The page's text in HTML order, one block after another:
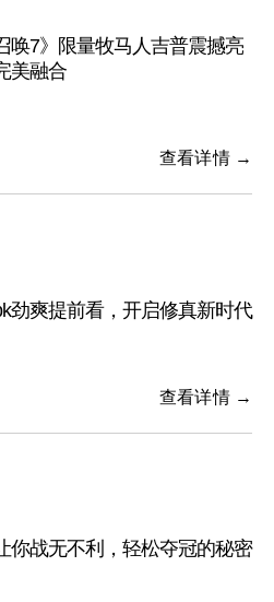
唤7》限量牧马人吉普震撼亮
美融合
查看详情 →
劲爽提前看，开启修真新时代
查看详情 →
你战无不利，轻松夺冠的秘密